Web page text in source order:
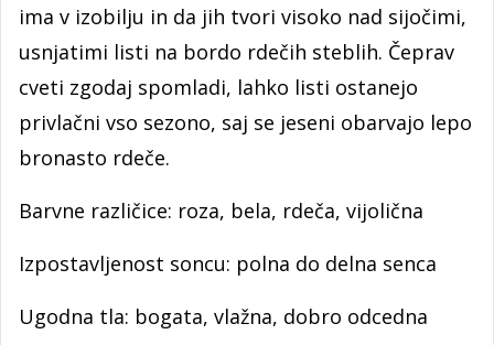
ima v izobilju in da jih tvori visoko nad sijočimi,
usnjatimi listi na bordo rdečih steblih. Čeprav
cveti zgodaj spomladi, lahko listi ostanejo
privlačni vso sezono, saj se jeseni obarvajo lepo
bronasto rdeče.
Barvne različice: roza, bela, rdeča, vijolična
Izpostavljenost soncu: polna do delna senca
Ugodna tla: bogata, vlažna, dobro odcedna